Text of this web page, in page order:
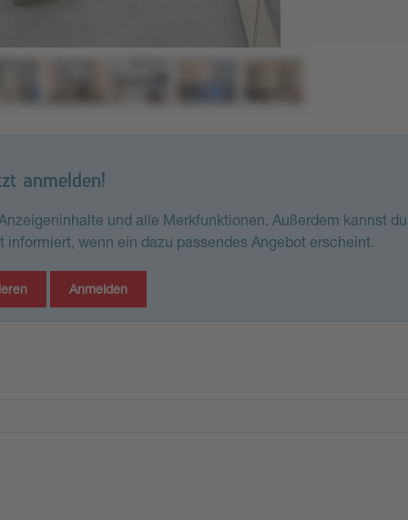
anmelden!
und alle Merkfunktionen. Außerdem kannst
wenn ein dazu passendes Angebot erscheint.
Anmelden